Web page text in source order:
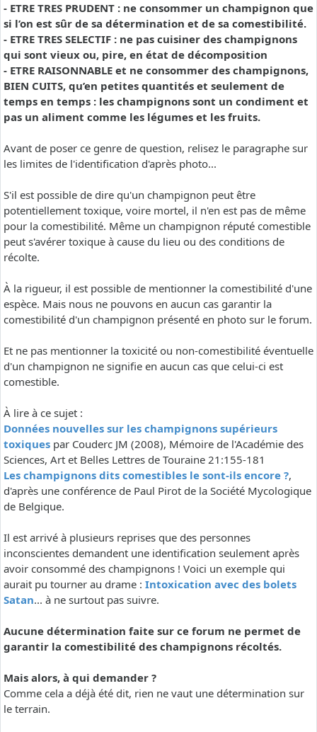
- ETRE TRES PRUDENT : ne consommer un champignon que
si l’on est sûr de sa détermination et de sa comestibilité.
- ETRE TRES SELECTIF : ne pas cuisiner des champignons
qui sont vieux ou, pire, en état de décomposition
- ETRE RAISONNABLE et ne consommer des champignons,
BIEN CUITS, qu’en petites quantités et seulement de
temps en temps : les champignons sont un condiment et
pas un aliment comme les légumes et les fruits.
Avant de poser ce genre de question, relisez le paragraphe sur
les limites de l'identification d'après photo...
S'il est possible de dire qu'un champignon peut être
potentiellement toxique, voire mortel, il n'en est pas de même
pour la comestibilité. Même un champignon réputé comestible
peut s'avérer toxique à cause du lieu ou des conditions de
récolte.
À la rigueur, il est possible de mentionner la comestibilité d'une
espèce. Mais nous ne pouvons en aucun cas garantir la
comestibilité d'un champignon présenté en photo sur le forum.
Et ne pas mentionner la toxicité ou non-comestibilité éventuelle
d'un champignon ne signifie en aucun cas que celui-ci est
comestible.
À lire à ce sujet :
Données nouvelles sur les champignons supérieurs
toxiques par Couderc JM (2008), Mémoire de l'Académie des
Sciences, Art et Belles Lettres de Touraine 21:155-181
Les champignons dits comestibles le sont-ils encore ?,
d'après une conférence de Paul Pirot de la Société Mycologique
de Belgique.
Il est arrivé à plusieurs reprises que des personnes
inconscientes demandent une identification seulement après
avoir consommé des champignons ! Voici un exemple qui
aurait pu tourner au drame : Intoxication avec des bolets
Satan... à ne surtout pas suivre.
Aucune détermination faite sur ce forum ne permet de
garantir la comestibilité des champignons récoltés.
Mais alors, à qui demander ?
Comme cela a déjà été dit, rien ne vaut une détermination sur
le terrain.